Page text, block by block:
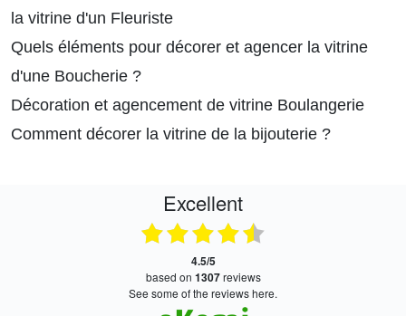
la vitrine d'un Fleuriste
Quels éléments pour décorer et agencer la vitrine
d'une Boucherie ?
Décoration et agencement de vitrine Boulangerie
Comment décorer la vitrine de la bijouterie ?
Excellent
4.5/5
based on 1307reviews
see some of the reviews here.